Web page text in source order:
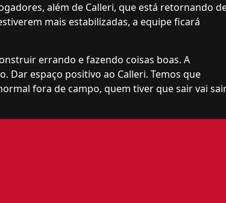
além de Calleri, que está retornando
mais estabilizadas, a equipe ficará
errando e fazendo coisas boas. A
Dar espaço positivo ao Calleri. Temos que
fora de campo, quem tiver que sair vai